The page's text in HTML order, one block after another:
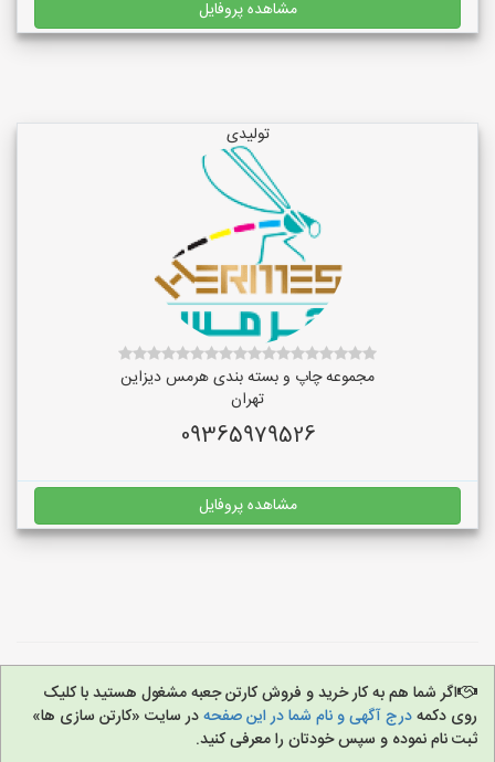
مشاهده پروفایل
تولیدی
مجموعه چاپ و بسته بندی هرمس دیزاین
تهران
09365979526
مشاهده پروفایل
اگر شما هم به کار خرید و فروش کارتن جعبه مشغول هستید با کلیک
روی دکمهدرج آگهی و نام شما در این صفحهدر سایت «کارتن سازی ها»
ثبت نام نموده و سپس خودتان را معرفی کنید.